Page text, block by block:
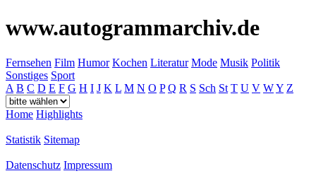
www.autogrammarchiv.de
Fernsehen Film Humor Kochen Literatur Mode Musik Politik
Sonstiges Sport
A B C D E F G H I J K L M N O P Q R S Sch St T U V WY Z
Home Highlights
Statistik Sitemap
Datenschutz Impressum